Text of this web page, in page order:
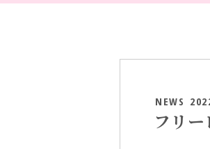
NEWS
フリ